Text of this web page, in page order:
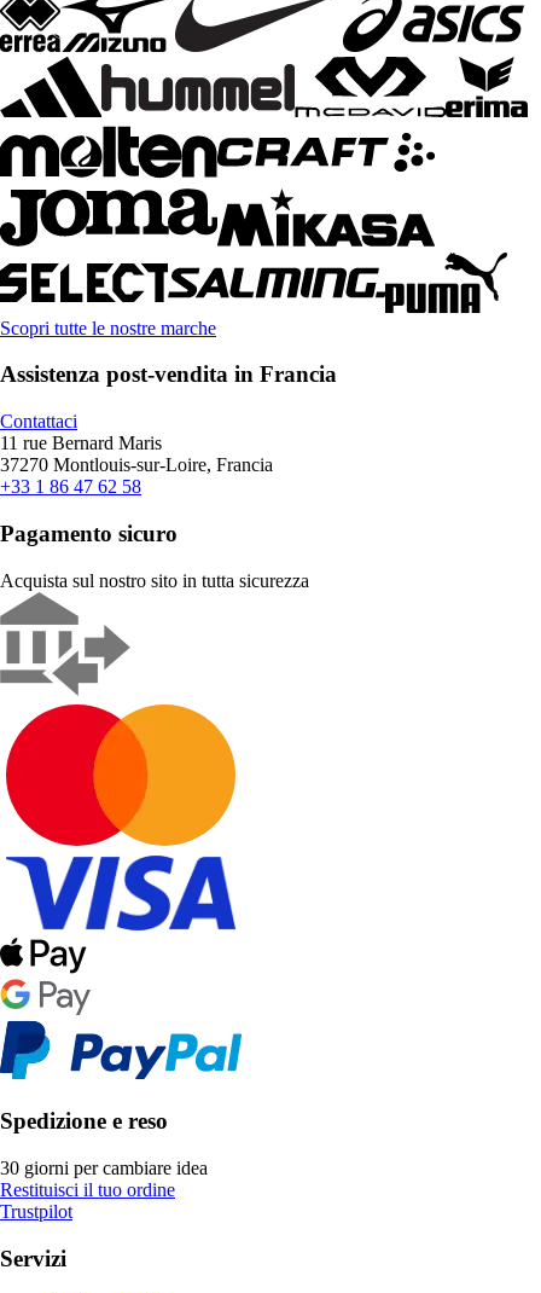
Scopri tutte le nostre marche
Assistenza post-vendita in Francia
Contattaci
11 rue Bernard Maris
37270 Montlouis-sur-Loire, Francia
+33 1 86 47 62 58
Pagamento sicuro
Acquista sul nostro sito in tutta sicurezza
Spedizione e reso
30 giorni per cambiare idea
Restituisci il tuo ordine
Trustpilot
Servizi